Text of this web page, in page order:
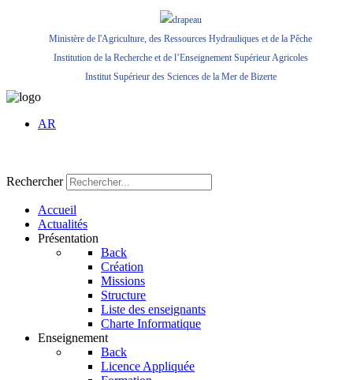
Ministère de l'Agriculture, des Ressources Hydrauliques et de la Pêche
Institution de la Recherche et de l’Enseignement Supérieur Agricoles
Institut Supérieur des Sciences de la Mer de Bizerte
AR
Rechercher
Accueil
Actualités
Présentation
Back
Création
Missions
Structure
Liste des enseignants
Charte Informatique
Enseignement
Back
Licence Appliquée